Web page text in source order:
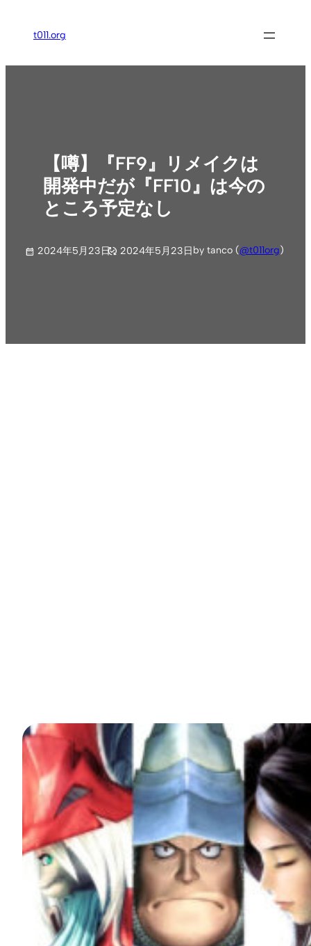
ス
t011.org
【噂】『FF9』リメイクは
開発中だが『FF10』は今の
ところ予定なし
2024年5月23日 2024年5月23日by tanco (@t011org)